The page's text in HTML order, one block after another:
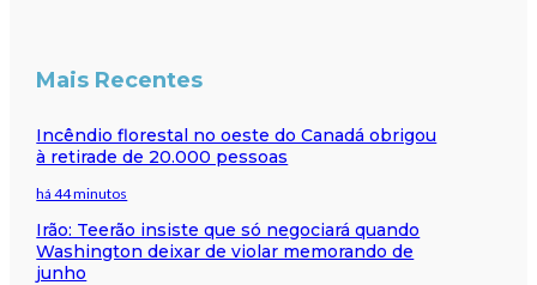
Mais Recentes
Incêndio florestal no oeste do Canadá obrigou
à retirade de 20.000 pessoas
há 44 minutos
Irão: Teerão insiste que só negociará quando
Washington deixar de violar memorando de
junho